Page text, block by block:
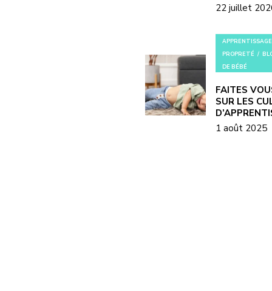
22 juillet
APPRENTISSAGE
PROPRETÉ
DE BÉBÉ
FAITES
SUR LES
1 août 2025